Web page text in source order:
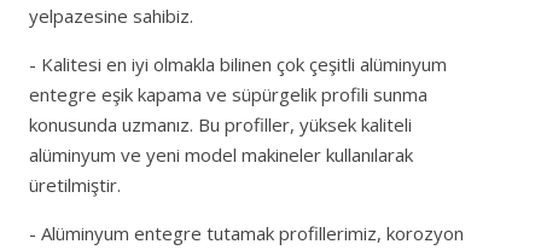
yelpazesine sahibiz.
- Kalitesi en iyi olmakla bilinen çok çeşitli alüminyum
entegre eşik kapama ve süpürgelik profili sunma
konusunda uzmanız. Bu profiller, yüksek kaliteli
alüminyum ve yeni model makineler kullanılarak
üretilmiştir.
- Alüminyum entegre tutamak profillerimiz, korozyon